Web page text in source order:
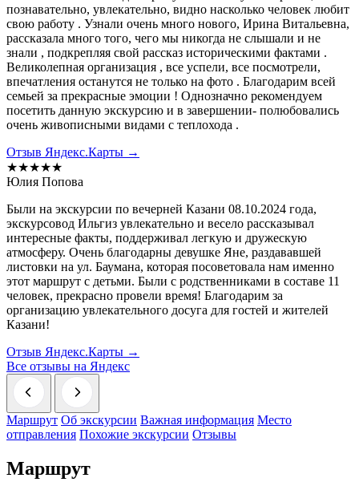
познавательно, увлекательно, видно насколько человек любит
свою работу . Узнали очень много нового, Ирина Витальевна,
рассказала много того, чего мы никогда не слышали и не
знали , подкрепляя свой рассказ историческими фактами .
Великолепная организация , все успели, все посмотрели,
впечатления останутся не только на фото . Благодарим всей
семьей за прекрасные эмоции ! Однозначно рекомендуем
посетить данную экскурсию и в завершении- полюбовались
очень живописными видами с теплохода .
Отзыв Яндекс.Карты →
★★★★★
Юлия Попова
Были на экскурсии по вечерней Казани 08.10.2024 года,
экскурсовод Ильгиз увлекательно и весело рассказывал
интересные факты, поддерживал легкую и дружескую
атмосферу. Очень благодарны девушке Яне, раздававшей
листовки на ул. Баумана, которая посоветовала нам именно
этот маршрут с детьми. Были с родственниками в составе 11
человек, прекрасно провели время! Благодарим за
организацию увлекательного досуга для гостей и жителей
Казани!
Отзыв Яндекс.Карты →
Все отзывы на Яндекс
Маршрут Об экскурсии Важная информация Место
отправления Похожие экскурсии Отзывы
Маршрут